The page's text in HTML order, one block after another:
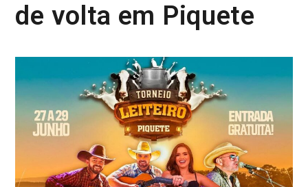
de volta em Piquete